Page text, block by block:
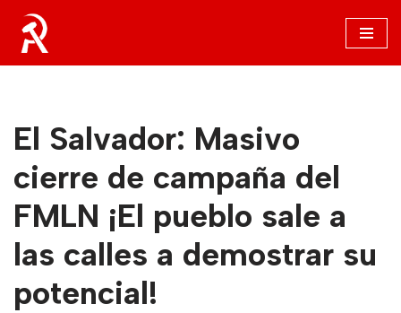
Saltar
al
El Salvador: Masivo
cierre de campaña del
FMLN ¡El pueblo sale a
las calles a demostrar su
potencial!